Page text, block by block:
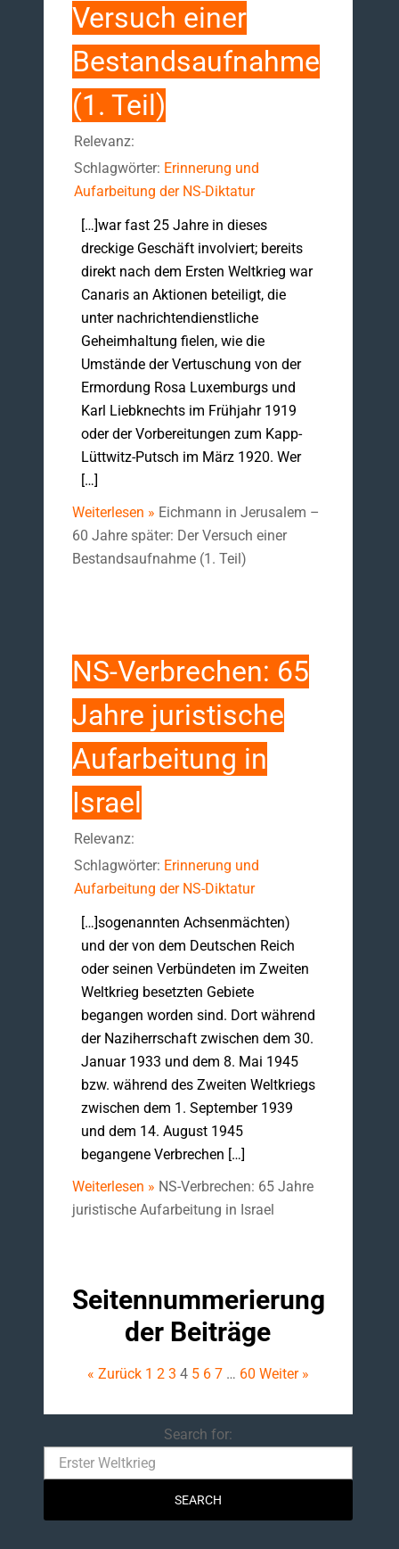
Versuch einer
Bestandsaufnahme
(1. Teil)
Relevanz:
Schlagwörter: Erinnerung und
Aufarbeitung der NS-Diktatur
[…]war fast 25 Jahre in dieses
dreckige Geschäft involviert; bereits
direkt nach dem Ersten Weltkrieg war
Canaris an Aktionen beteiligt, die
unter nachrichtendienstliche
Geheimhaltung fielen, wie die
Umstände der Vertuschung von der
Ermordung Rosa Luxemburgs und
Karl Liebknechts im Frühjahr 1919
oder der Vorbereitungen zum Kapp-
Lüttwitz-Putsch im März 1920. Wer
[…]
Weiterlesen » Eichmann in Jerusalem –
60 Jahre später: Der Versuch einer
Bestandsaufnahme (1. Teil)
NS-Verbrechen: 65
Jahre juristische
Aufarbeitung in
Israel
Relevanz:
Schlagwörter: Erinnerung und
Aufarbeitung der NS-Diktatur
[…]sogenannten Achsenmächten)
und der von dem Deutschen Reich
oder seinen Verbündeten im Zweiten
Weltkrieg besetzten Gebiete
begangen worden sind. Dort während
der Naziherrschaft zwischen dem 30.
Januar 1933 und dem 8. Mai 1945
bzw. während des Zweiten Weltkriegs
zwischen dem 1. September 1939
und dem 14. August 1945
begangene Verbrechen […]
Weiterlesen » NS-Verbrechen: 65 Jahre
juristische Aufarbeitung in Israel
Seitennummerierung
der Beiträge
« Zurück 1 2 3 4 5 6 7 … 60 Weiter »
Search for:Search